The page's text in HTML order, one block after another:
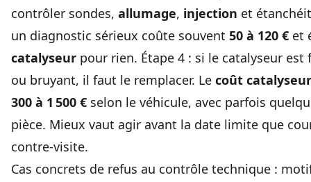
contrôler sondes, allumage, injection et
un diagnostic sérieux coûte souvent 50 à 120 € et
catalyseur pour rien. Étape 4 : si le catalyseur est
ou bruyant, il faut le remplacer. Le coût catalyseur
300 à 1 500 € selon le véhicule, avec parfois
pièce. Mieux vaut agir avant la date limite que
contre-visite.
Cas concrets de refus au contrôle technique :